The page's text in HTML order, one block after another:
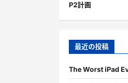
P2計画
最近の投稿
The Worst iPad